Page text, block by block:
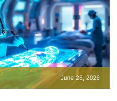
June 28, 2026